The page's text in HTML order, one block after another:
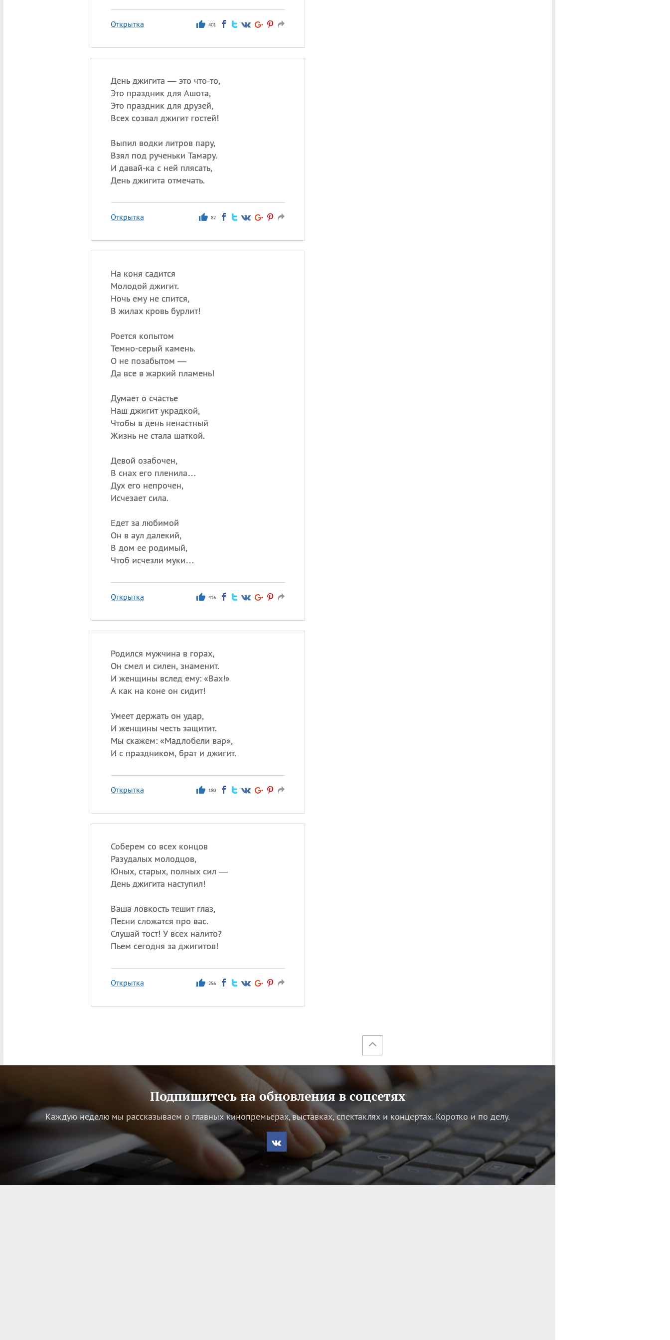
Открытка 401
День джигита — это что-то,
Это праздник для Ашота,
Это праздник для друзей,
Всех созвал джигит гостей!
Выпил водки литров пару,
Взял под рученьки Тамару.
И давай-ка с ней плясать,
День джигита отмечать.
Открытка 82
На коня садится
Молодой джигит.
Ночь ему не спится,
В жилах кровь бурлит!
Роется копытом
Темно-серый камень.
О не позабытом —
Да все в жаркий пламень!
Думает о счастье
Наш джигит украдкой,
Чтобы в день ненастный
Жизнь не стала шаткой.
Девой озабочен,
В снах его пленила…
Дух его непрочен,
Исчезает сила.
Едет за любимой
Он в аул далекий,
В дом ее родимый,
Чтоб исчезли муки…
Открытка 416
Родился мужчина в горах,
Он смел и силен, знаменит.
И женщины вслед ему: «Вах!»
А как на коне он сидит!
Умеет держать он удар,
И женщины честь защитит.
Мы скажем: «Мадлобели вар»,
И с праздником, брат и джигит.
Открытка 180
Соберем со всех концов
Разудалых молодцов,
Юных, старых, полных сил —
День джигита наступил!
Ваша ловкость тешит глаз,
Песни сложатся про вас.
Слушай тост! У всех налито?
Пьем сегодня за джигитов!
Открытка 256
Подпишитесь на обновления в соцсетях
Каждую неделю мы рассказываем о главных кинопремьерах, выставках, спектаклях и концертах. Коротко и по делу.